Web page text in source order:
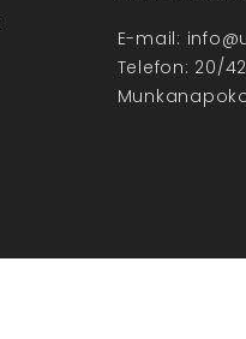
E-mail:
Telefon: 20/